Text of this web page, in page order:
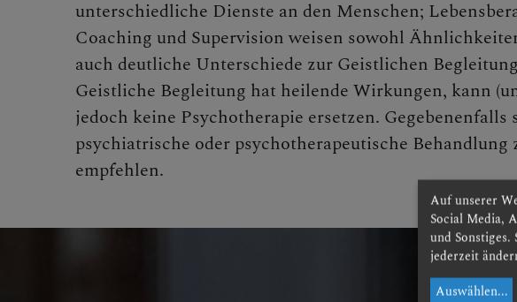
BEGEGNEN
unterschiedliche Dienste an den Menschen;
Coaching und Supervision weisen sowohl
auch deutliche Unterschiede zur Geistlichen
Geistliche Begleitung hat heilende Wirkungen, kann
jedoch keine Psychotherapie ersetzen. Gegebenenfalls
psychiatrische oder psychotherapeutische Behandlung
empfehlen.
Auf unserer
Social Media,
und
jederzeit
Auswählen...